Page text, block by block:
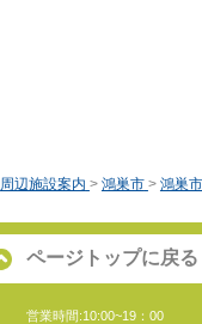
周辺施設案内 > 鴻巣市 > 鴻巣
ページトップに戻る
営業時間:10:00~19：00